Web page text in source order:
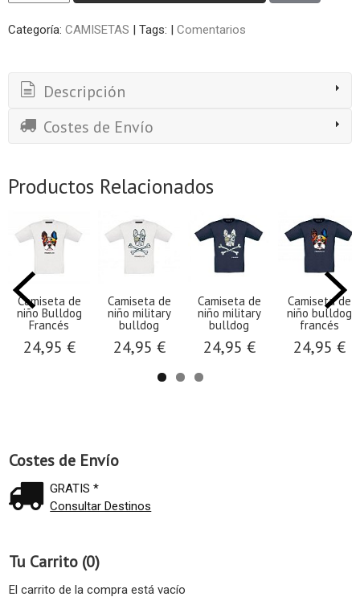
Costes de Envío
GRATIS *
Consultar Destinos
Tu Carrito (0)
El carrito de la compra está vacío
Categoría: CAMISETAS Tags: Comentarios
Descripción
Costes de Envío
Productos Relacionados
Camiseta de
niño Bulldog
Francés
24,95 €
Camiseta de
niño military
bulldog
24,95 €
Camiseta de
niño military
bulldog
24,95 €
Camiseta de
niño bulldog
francés
24,95 €